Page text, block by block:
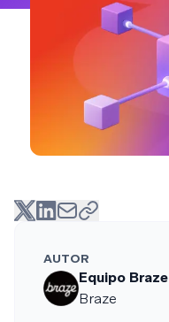
AUTOR
Equipo Braze
Braze